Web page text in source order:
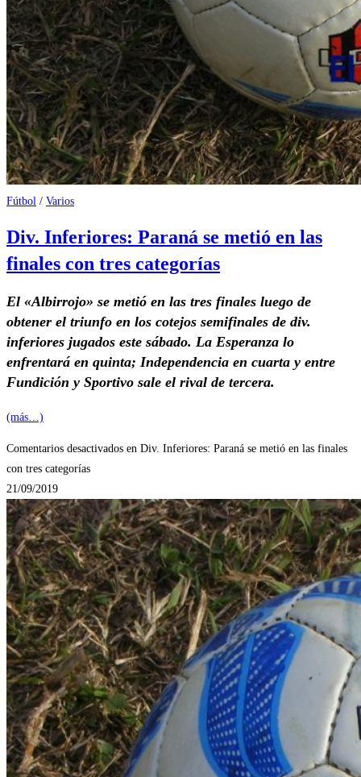
Fútbol / Varios
Div. Inferiores: Paraná se metió en las
finales con tres categorías
El «Albirrojo» se metió en las tres finales luego de
obtener el triunfo en los cotejos semifinales de div.
inferiores jugados este sábado. La Esperanza lo
enfrentará en quinta; Independencia en cuarta y entre
Fundición y Sportivo sale el rival de tercera.
(más…)
Comentarios desactivados en Div. Inferiores: Paraná se metió en las finales
con tres categorías
21/09/2019